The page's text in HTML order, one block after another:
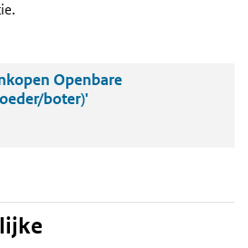
Openbare
boter)'